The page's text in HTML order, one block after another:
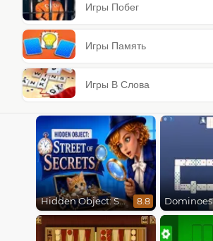
Игры Побег
Игры Память
Игры В Слова
Hidden Object: Street Of Secrets 8.8 Dominoes